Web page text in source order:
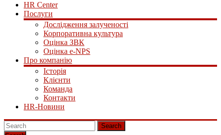
HR Center
Послуги
Дослідження залученості
Корпоративна культура
Оцінка ЗВК
Оцінка e-NPS
Про компанію
Історія
Клієнти
Команда
Контакти
HR-Новини
Search